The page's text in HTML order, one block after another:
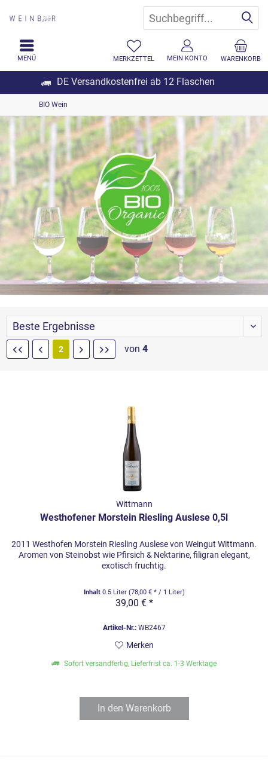
DE Versandkostenfrei ab 12 Flaschen
WARENKORB
MERKZETTEL MEIN KONTO
MENÜ
BIO Wein
2 von 4
Wittmann
Westhofener Morstein Riesling Auslese 0,5l
2011 Westhofen Morstein Riesling Auslese von Weingut Wittmann.
Aromen von Steinobst wie Pfirsich & Nektarine, filigran elegant,
exotisch fruchtig.
Inhalt 0.5 Liter (78,00 € * / 1 Liter)
39,00 € *
Artikel-Nr.:WB2467
Merken
Sofort versandfertig, Lieferfrist ca. 1-3 Werktage
In den Warenkorb